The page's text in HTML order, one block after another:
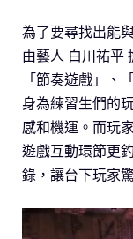
為了要尋找出能
由藝人 白川祐平
「節奏遊戲」、
身為練習生們的
感和機運。而玩
遊戲互動環節更
錄，讓台下玩家